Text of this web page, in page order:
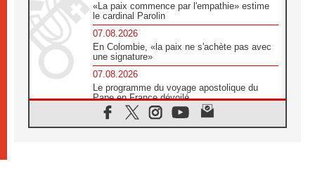
«La paix commence par l'empathie» estime
le cardinal Parolin
07.08.2026
En Colombie, «la paix ne s'achète pas avec
une signature»
07.08.2026
Le programme du voyage apostolique du
Pape en France dévoilé
07.08.2026
1ère Conférence continentale sur l'éducation